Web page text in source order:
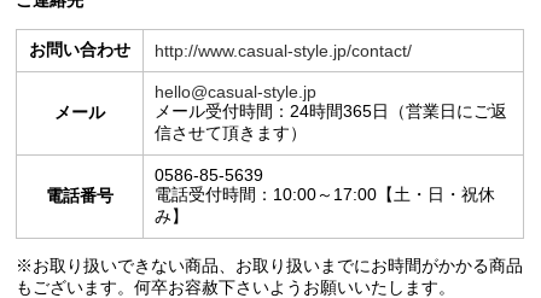
お問い合わせ http://www.casual-style.jp/contact/
メール
hello@casual-style.jp
メール受付時間：24時間365日（営業日にご返
信させて頂きます）
電話番号
0586-85-5639
電話受付時間：10:00～17:00【土・日・祝休
み】
※お取り扱いできない商品、お取り扱いまでにお時間がかかる商品
もございます。何卒お容赦下さいようお願いいたします。